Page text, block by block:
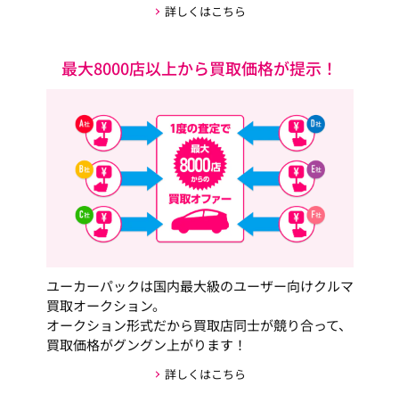
詳しくはこちら
最大8000店以上から買取価格が提示！
ユーカーパックは国内最大級のユーザー向けクルマ
買取オークション。
オークション形式だから買取店同士が競り合って、
買取価格がグングン上がります！
詳しくはこちら